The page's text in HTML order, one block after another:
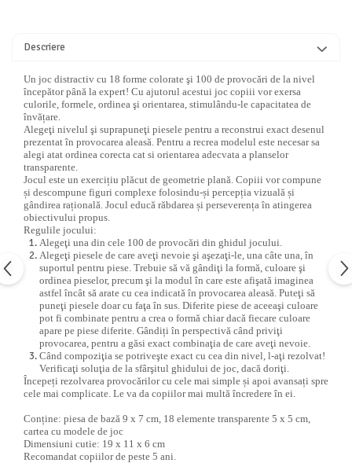
Descriere
Un joc distractiv cu 18 forme colorate şi 100 de provocări de la nivel
începător până la expert! Cu ajutorul acestui joc copiii vor exersa
culorile, formele, ordinea şi orientarea, stimulându-le capacitatea de
învățare.
Alegeţi nivelul şi suprapuneţi piesele pentru a reconstrui exact desenul
prezentat în provocarea aleasă. Pentru a recrea modelul este necesar sa
alegi atat ordinea corecta cat si orientarea adecvata a planselor
transparente.
Jocul este un exercițiu plăcut de geometrie plană. Copiii vor compune
și descompune figuri complexe folosindu-și percepția vizuală și
gândirea rațională. Jocul educă răbdarea și perseverența în atingerea
obiectivului propus.
Regulile jocului:
Alegeţi una din cele 100 de provocări din ghidul jocului.
Alegeţi piesele de care aveţi nevoie şi aşezaţi-le, una câte una, în
suportul pentru piese. Trebuie să vă gândiţi la formă, culoare şi
ordinea pieselor, precum şi la modul în care este afişată imaginea
astfel încât să arate cu cea indicată în provocarea aleasă. Puteţi să
puneţi piesele doar cu faţa în sus. Diferite piese de aceeaşi culoare
pot fi combinate pentru a crea o formă chiar dacă fiecare culoare
apare pe piese diferite. Gândiți în perspectivă când priviţi
provocarea, pentru a găsi exact combinaţia de care aveţi nevoie.
Când compoziţia se potriveşte exact cu cea din nivel, l-aţi rezolvat!
Verificaţi soluţia de la sfârşitul ghidului de joc, dacă doriţi.
Începeți rezolvarea provocărilor cu cele mai simple și apoi avansați spre
cele mai complicate. Le va da copiilor mai multă încredere în ei.
Conține: piesa de bază 9 x 7 cm, 18 elemente transparente 5 x 5 cm,
cartea cu modele de joc
Dimensiuni cutie: 19 x 11 x 6 cm
Recomandat copiilor de peste 5 ani.